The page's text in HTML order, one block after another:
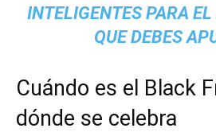
INTELIGENTES PARA
QUE DEBES
Cuándo es el Black
dónde se celebra